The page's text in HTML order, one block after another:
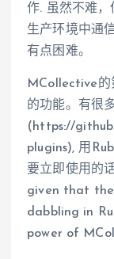
作. 虽然不难
生产环境中通
有点困难。
MCollective的
的功能。有很
(https://
plugins), 用
要立即使用的
given that the
dabbling in
power of